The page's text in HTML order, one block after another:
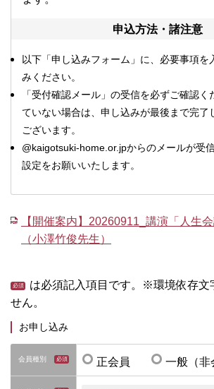
申込方法・諸注意
以下「申し込みフォーム」に、必要事項を
みください。
「受付確認メール」の受信を必ずご確認
ていない場合は、申し込みが最後まで完了
ございます。
@kaigotsuki-home.or.jpからのメールが受
設定をお願いいたします。
【開催案内】20260911_講演「人生
（小澤竹俊先生）
は必須記入項目です。※環境依存文
せん。
お申し込み
会員種別 正会員 一般（非